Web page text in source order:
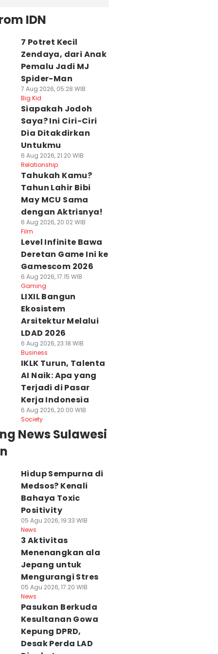
IDN
7 Potret Kecil
Zendaya, dari Anak
Pemalu Jadi MJ
Spider-Man
7 Aug 2026, 05:28 WIB
Big Kid
Siapakah Jodoh
Saya? Ini Ciri-Ciri
Dia Ditakdirkan
Untukmu
6 Aug 2026, 21:20 WIB
Relationship
Tahukah Kamu?
Tahun Lahir Bibi
May MCU Sama
dengan Aktrisnya!
6 Aug 2026, 20:02 WIB
Film
Level Infinite Bawa
Deretan Game Ini ke
Gamescom 2026
6 Aug 2026, 17:15 WIB
Gaming
LIXIL Bangun
Ekosistem
Arsitektur Melalui
LDAD 2026
6 Aug 2026, 23:18 WIB
Business
IKLK Turun, Talenta
AI Naik: Apa yang
Terjadi di Pasar
Kerja Indonesia
6 Aug 2026, 20:00 WIB
Society
News Sulawesi
Hidup Sempurna di
Medsos? Kenali
Bahaya Toxic
Positivity
05 Agu 2026, 19:33 WIB
News
3 Aktivitas
Menenangkan ala
Jepang untuk
Mengurangi Stres
05 Agu 2026, 17:20 WIB
News
Pasukan Berkuda
Kesultanan Gowa
Kepung DPRD,
Desak Perda LAD